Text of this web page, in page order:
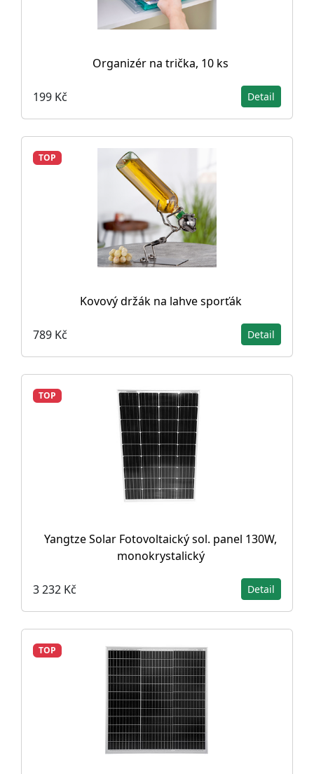
Organizér na trička, 10 ks
199 Kč Detail
TOP
Kovový držák na lahve sporťák
789 Kč Detail
TOP
Yangtze Solar Fotovoltaický sol. panel 130W,
monokrystalický
3 232 Kč Detail
TOP